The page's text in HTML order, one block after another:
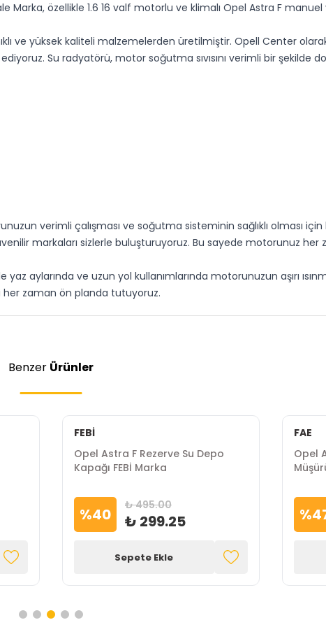
Marka, özellikle 1.6 16 valf motorlu ve klimalı Opel Astra F
ve yüksek kaliteli malzemelerden üretilmiştir. Opell Center
Su radyatörü, motor soğutma sıvısını verimli bir şekilde
verimli çalışması ve soğutma sisteminin sağlıklı olması
markaları sizlerle buluşturuyoruz. Bu sayede motorunuz
aylarında ve uzun yol kullanımlarında motorunuzun aşırı
her zaman ön planda tutuyoruz.
Benzer Ürünler
FEBİ
Opel Astra F Rezerve Su Depo
Kapağı FEBİ Marka
%40 ₺ 495.00
₺ 299.25
Sepete Ekle
FAE
Opel
%